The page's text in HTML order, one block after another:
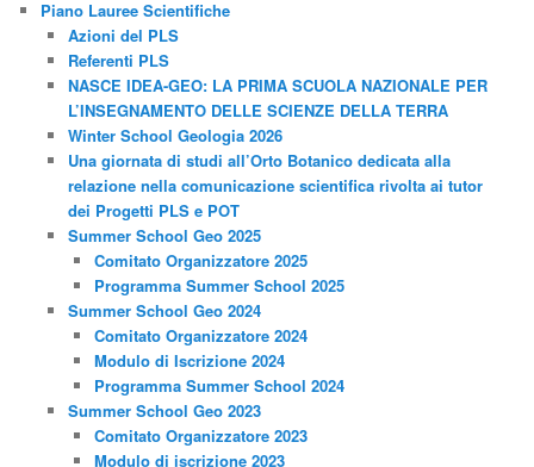
Piano Lauree Scientifiche
Azioni del PLS
Referenti PLS
NASCE IDEA-GEO: LA PRIMA SCUOLA NAZIONALE PER
L’INSEGNAMENTO DELLE SCIENZE DELLA TERRA
Winter School Geologia 2026
Una giornata di studi all’Orto Botanico dedicata alla
relazione nella comunicazione scientifica rivolta ai tutor
dei Progetti PLS e POT
Summer School Geo 2025
Comitato Organizzatore 2025
Programma Summer School 2025
Summer School Geo 2024
Comitato Organizzatore 2024
Modulo di Iscrizione 2024
Programma Summer School 2024
Summer School Geo 2023
Comitato Organizzatore 2023
Modulo di iscrizione 2023